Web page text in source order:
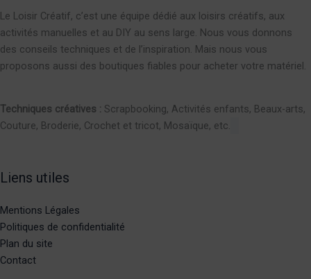
Le Loisir Créatif, c’est une équipe dédié aux loisirs créatifs, aux
activités manuelles et au DIY au sens large. Nous vous donnons
des conseils techniques et de l’inspiration. Mais nous vous
proposons aussi des boutiques fiables pour acheter votre matériel.
Techniques créatives : Scrapbooking, Activités enfants, Beaux-arts,
Couture, Broderie, Crochet et tricot, Mosaïque, etc.
Liens utiles
Mentions Légales
Politiques de confidentialité
Plan du site
Contact